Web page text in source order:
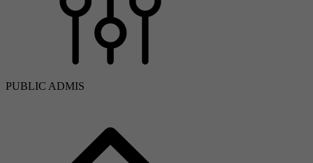
PUBLIC ADMIS